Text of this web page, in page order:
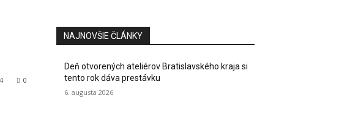
0
NAJNOVŠIE ČLÁNKY
Deň otvorených ateliérov Bratislavského kraja si
tento rok dáva prestávku
6. augusta 2026